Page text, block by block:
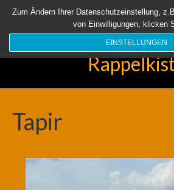
Startseite Aktuell Über uns Unsere
Suchen
Tapir
Zum Ändern Ihrer Datenschutzeinstellung,
von Einwilligungen, klicken
EINSTELLUNGEN